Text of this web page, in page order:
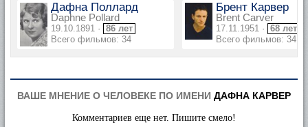
Дафна Поллард
Daphne Pollard
19.10.1891 · 86 лет
Всего фильмов: 34
Брент Карвер
Brent Carver
17.11.1951 · 68 лет
Всего фильмов: 34
ВАШЕ МНЕНИЕ О ЧЕЛОВЕКЕ ПО ИМЕНИ ДАФНА КАРВЕР
Комментариев еще нет. Пишите смело!